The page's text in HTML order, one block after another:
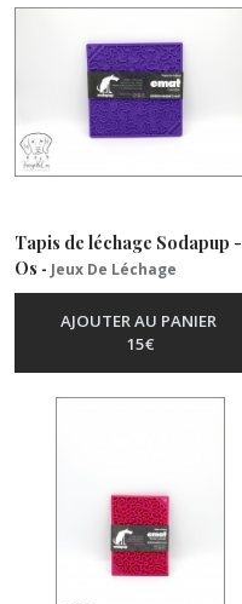
Tapis de léchage Sodapup -
Os - Jeux De Léchage
AJOUTER AU PANIER
15€